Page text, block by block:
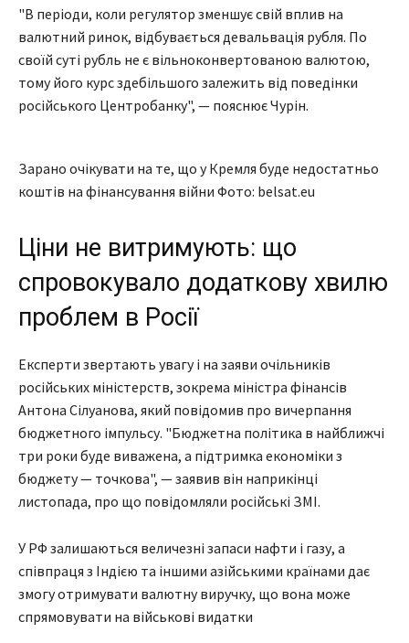
"В періоди, коли регулятор зменшує свій вплив на
валютний ринок, відбувається девальвація рубля. По
своїй суті рубль не є вільноконвертованою валютою,
тому його курс здебільшого залежить від поведінки
російського Центробанку", — пояснює Чурін.
Зарано очікувати на те, що у Кремля буде недостатньо
коштів на фінансування війни Фото: belsat.eu
Ціни не витримують: що
спровокувало додаткову хвилю
проблем в Росії
Експерти звертають увагу і на заяви очільників
російських міністерств, зокрема міністра фінансів
Антона Сілуанова, який повідомив про вичерпання
бюджетного імпульсу. "Бюджетна політика в найближчі
три роки буде виважена, а підтримка економіки з
бюджету — точкова", — заявив він наприкінці
листопада, про що повідомляли російські ЗМІ.
У РФ залишаються величезні запаси нафти і газу, а
співпраця з Індією та іншими азійськими країнами дає
змогу отримувати валютну виручку, що вона може
спрямовувати на військові видатки